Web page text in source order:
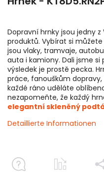
Dopravní hrnky jsou jedny
produktů. Vybírat si
jsou vlaky, tramvaje,
auta i kamiony. Dali jsme
výsledek je prostě pecka.
práce, fanouškům
každé ráno uděláte
nezapomeňte, že každý
elegantní skleněný
Detaillierte Informationen